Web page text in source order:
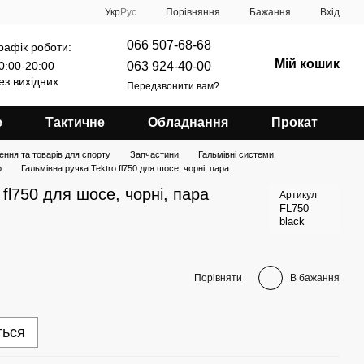
УкрРус Порівняння Бажання Вхід
роботи:
20:00
вихідних
066 507-68-68
063 924-40-00
Передзвонити вам?
Мій кошик
Тактичне Обладнання Прокат
та товарів для спорту Запчастини
Гальмівні системи
Гальмівна ручка Tektro fl750 для шосе, чорні, пара
fl750 для шосе, чорні, пара Артикул
FL750
black
Порівняти В бажання